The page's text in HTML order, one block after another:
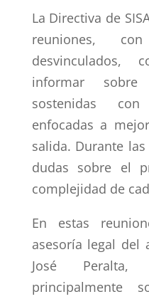
La Directiva de
reuniones,
informar sobre
sostenidas
enfocadas a
salida. Durante
dudas sobre el
complejidad de
En estas
asesoría legal del
José
principalmente